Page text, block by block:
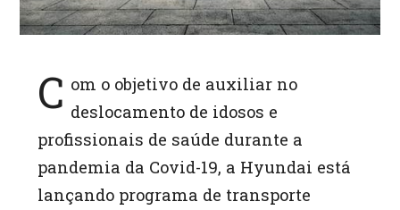
C om o objetivo de auxiliar no
deslocamento de idosos e
profissionais de saúde durante a
pandemia da Covid-19, a Hyundai está
lançando programa de transporte